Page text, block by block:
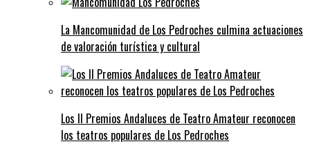
La Mancomunidad de Los Pedroches culmina actuaciones
de valoración turística y cultural
Los II Premios Andaluces de Teatro Amateur reconocen
los teatros populares de Los Pedroches